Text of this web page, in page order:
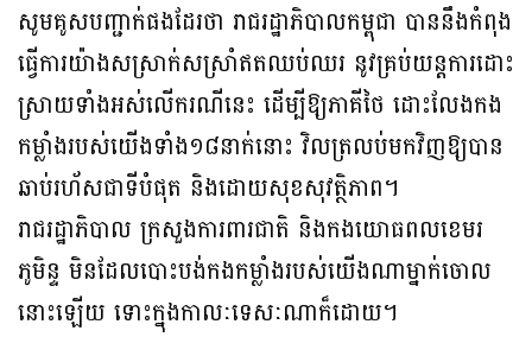
សូមគូសបញ្ជាក់ផងដែរថា រាជរដ្ឋាភិបាលកម្ពុជា បាននឹងកំពុង
ធ្វើការយ៉ាងសស្រាក់សស្រាំឥតឈប់ឈរ នូវគ្រប់យន្តការដោះ
ស្រាយទាំងអស់លើករណីនេះ ដើម្បីឱ្យភាគីថៃ ដោះលែងកង
កម្លាំងរបស់យើងទាំង១៨នាក់នោះ វិលត្រលប់មកវិញឱ្យបាន
ឆាប់រហ័សជាទីបំផុត និងដោយសុខសុវត្ថិភាព។
រាជរដ្ឋាភិបាល ក្រសួងការពារជាតិ និងកងយោធពលខេមរ
ភូមិន្ទ មិនដែលបោះបង់កងកម្លាំងរបស់យើងណាម្នាក់ចោល
នោះឡើយ ទោះក្នុងកាលៈទេសៈណាក៏ដោយ។